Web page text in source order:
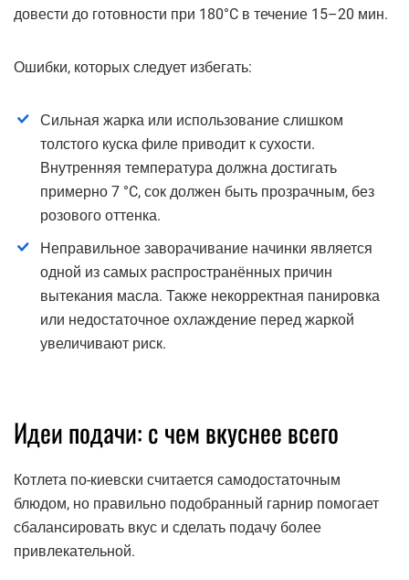
довести до готовности при 180°C в течение 15–20 мин.
Ошибки, которых следует избегать:
Сильная жарка или использование слишком
толстого куска филе приводит к сухости.
Внутренняя температура должна достигать
примерно 7 °C, сок должен быть прозрачным, без
розового оттенка.
Неправильное заворачивание начинки является
одной из самых распространённых причин
вытекания масла. Также некорректная панировка
или недостаточное охлаждение перед жаркой
увеличивают риск.
Идеи подачи: с чем вкуснее всего
Котлета по-киевски считается самодостаточным
блюдом, но правильно подобранный гарнир помогает
сбалансировать вкус и сделать подачу более
привлекательной.